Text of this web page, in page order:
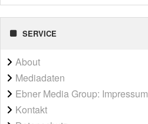
SERVICE
About
Mediadaten
Ebner Media Group: Impressum
Kontakt